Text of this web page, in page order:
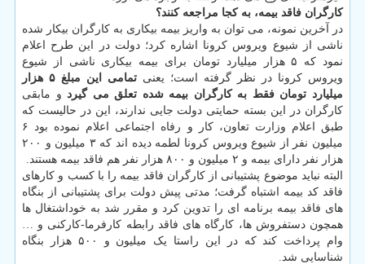
کارگران فاقد بیمه، به کجا مراجعه کنند؟
در آخرین نمونه، می توان به واریز بیمه بیکاری به کارگران بیکار شده
ناشی از شیوع ویروس کرونا اشاره کرد؛ دولت در این طرح اعلام
نمود که ۵ هزار میلیارد تومان برای بیمه بیکاری ناشی از شیوع
ویروس کرونا در نظر گرفته است؛ یعنی
تمامی این مبلغ ۵ هزار
میلیارد تومان فقط به کارگران بیمه شده تعلق می گیردو مابقی
کارگران در این بسته حمایتی دولت جایی ندارند، این در حالیست که
طبق اعلام وزارت تعاون، کار و رفاه اجتماعی اعلام نموده بود ۶
میلیون نفر از شیوع ویروس کرونا لطمه دیده اند که ۳ میلیون و ۲۰۰
هزار نفر دارای بیمه و ۲ میلیون و ۸۰۰ هزار نفر هم فاقد بیمه هستند.
البته نباید موضوع پشتیبانی از کارگران فاقد بیمه را با کسب و کارهای
فاقد کد بیمه اشتباه گرفت؛ مدتی پیش دولت برای پشتیبانی از بنگاه
های فاقد بیمه برنامه ای را تدوین کرد و مقرر شد به خوداشتغال ها
همچون دستفروش ها، کارگاه های فاقد رابطه کارفرما-کارکنی و …
وام پرداخت کند که در این راستا یک میلیون و ۵۰۰ هزار بنگاه
شناسایی شد.